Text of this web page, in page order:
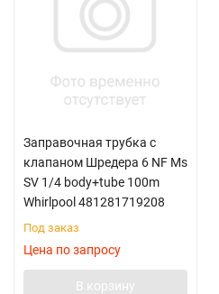
Заправочная трубка с
клапаном Шредера 6 NF Ms
SV 1/4 body+tube 100m
Whirlpool 481281719208
Под заказ
Цена по запросу
В корзину